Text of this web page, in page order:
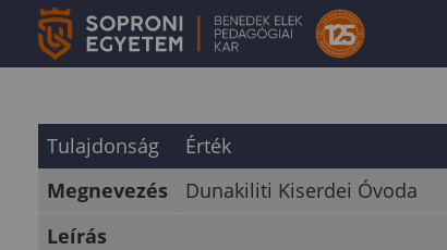
Tulajdonság
Érték
Megnevezés
Dunakiliti Kiserdei Óvoda
Leírás